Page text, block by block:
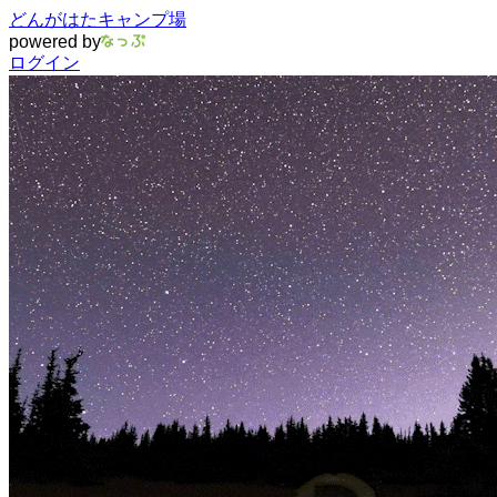
どんがはたキャンプ場
powered by
ログイン